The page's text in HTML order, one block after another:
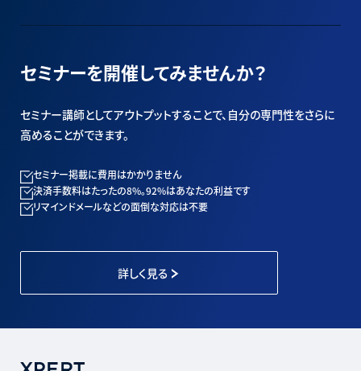
セミナーを開催してみませんか？
セミナー講師としてアウトプットすることで、自分の専門性をさらに
高めることができます。
セミナー掲載に費用はかかりません
決済手数料はたったの8%。92%はあなたの利益です
リマインドメールなどの面倒な対応は不要
詳しく見る